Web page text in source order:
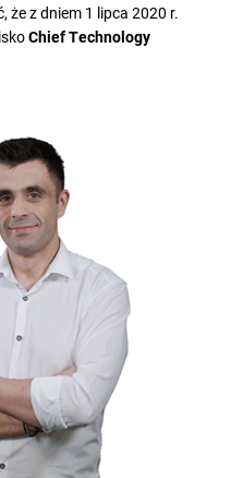
z dniem 1 lipca 2020 r.
Chief Technology